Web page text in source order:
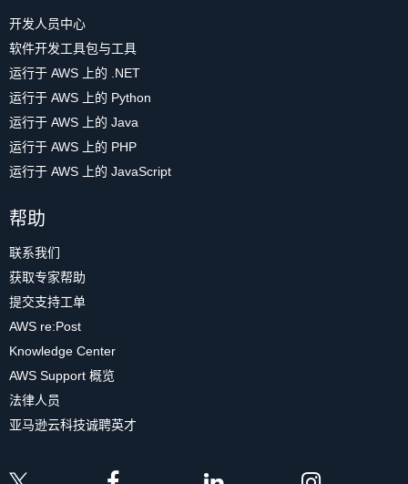
开发人员中心
软件开发工具包与工具
运行于 AWS 上的 .NET
运行于 AWS 上的 Python
运行于 AWS 上的 Java
运行于 AWS 上的 PHP
运行于 AWS 上的 JavaScript
帮助
联系我们
获取专家帮助
提交支持工单
AWS re:Post
Knowledge Center
AWS Support 概览
法律人员
亚马逊云科技诚聘英才